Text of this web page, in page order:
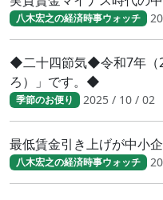
八木宏之の経済時事ウォッチ
◆二十四節気◆令和7年（
ろ）」です。◆
季節のお便り 2025 / 10 / 02
最低賃金引き上げが中小
八木宏之の経済時事ウォッチ